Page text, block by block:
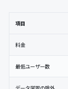
項目
料金
最低ユーザー数